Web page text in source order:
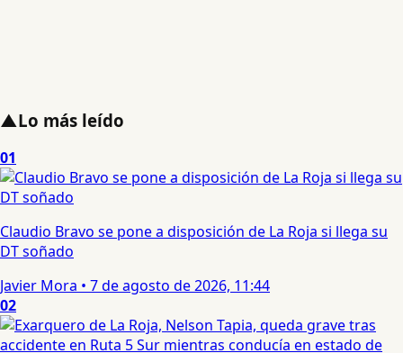
▲Lo más leído
01
Claudio Bravo se pone a disposición de La Roja si llega su
DT soñado
Javier Mora • 7 de agosto de 2026, 11:44
02